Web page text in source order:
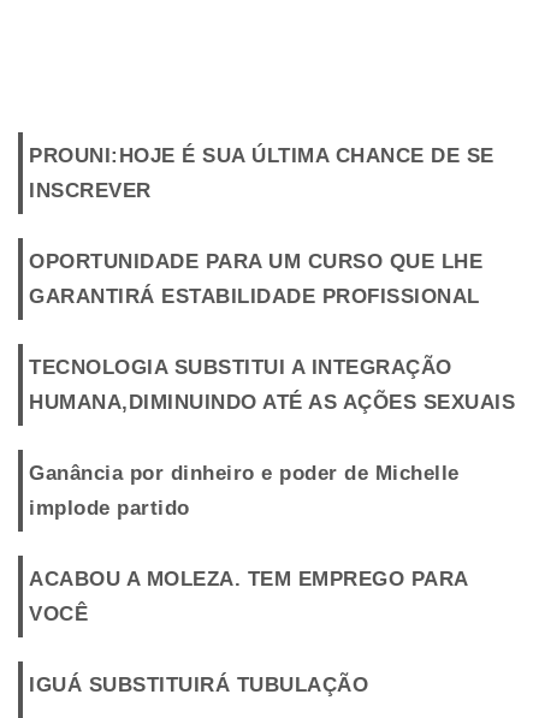
PROUNI:HOJE É SUA ÚLTIMA CHANCE DE SE
INSCREVER
OPORTUNIDADE PARA UM CURSO QUE LHE
GARANTIRÁ ESTABILIDADE PROFISSIONAL
TECNOLOGIA SUBSTITUI A INTEGRAÇÃO
HUMANA,DIMINUINDO ATÉ AS AÇÕES SEXUAIS
Ganância por dinheiro e poder de Michelle
implode partido
ACABOU A MOLEZA. TEM EMPREGO PARA
VOCÊ
IGUÁ SUBSTITUIRÁ TUBULAÇÃO